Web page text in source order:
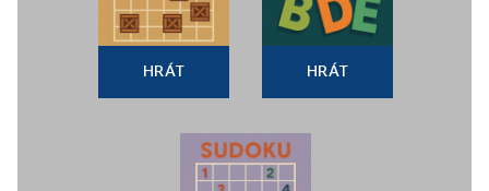
HRÁT HRÁT